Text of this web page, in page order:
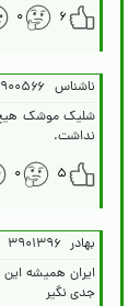
۶
۰
ناشناس
شلیک موشک هیچ
نداشت.
۵
۰
بهادر ۳۹۰۱۳۹۶
ایران همیشه
جدی نگیر